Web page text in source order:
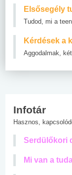
Elsősegély
Tudod, mi a
Kérdések a
Aggodalmak,
Infotár
Hasznos,
Serdülőkori
Mi van a